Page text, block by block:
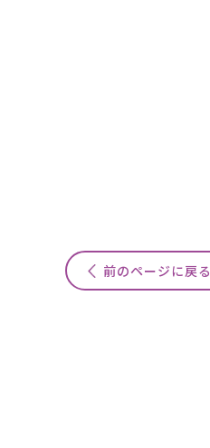
前のページに戻る